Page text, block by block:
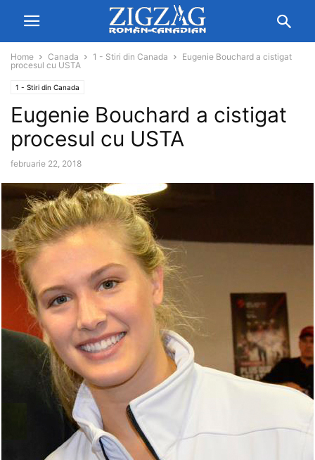
Home Canada 1 - Stiri din Canada
Eugenie Bouchard a cistigat
procesul cu USTA
1 - Stiri din Canada
Eugenie Bouchard a cistigat
procesul cu USTA
februarie 22, 2018